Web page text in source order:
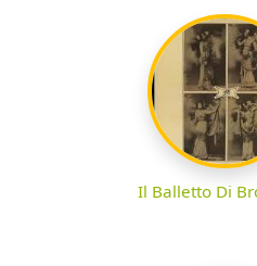
Il Balletto Di